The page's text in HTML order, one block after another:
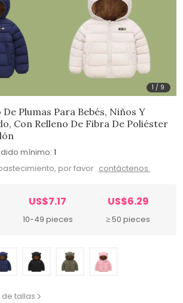
1 / 9
Plumas Para Bebés, Niños Y
Con Relleno De Fibra De Poliéster
mínimo: 1
por favor contáctenos.
US$7.17
10-49 pieces
US$6.29
≥ 50 pieces
de tallas